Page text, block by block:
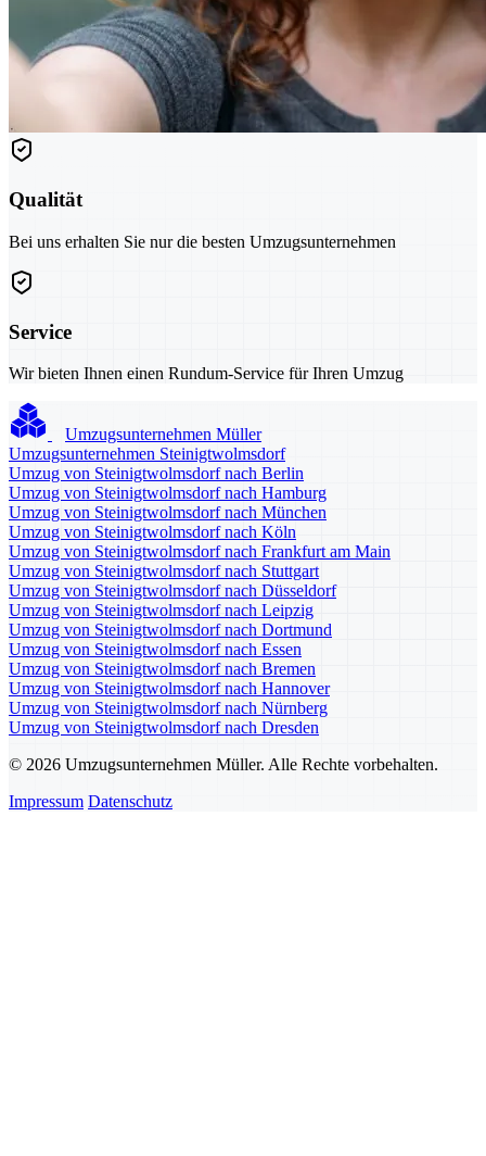
Qualität
Bei uns erhalten Sie nur die besten Umzugsunternehmen
Service
Wir bieten Ihnen einen Rundum-Service für Ihren Umzug
Umzugsunternehmen Müller
Umzugsunternehmen Steinigtwolmsdorf
Umzug von Steinigtwolmsdorf nach Berlin
Umzug von Steinigtwolmsdorf nach Hamburg
Umzug von Steinigtwolmsdorf nach München
Umzug von Steinigtwolmsdorf nach Köln
Umzug von Steinigtwolmsdorf nach Frankfurt am Main
Umzug von Steinigtwolmsdorf nach Stuttgart
Umzug von Steinigtwolmsdorf nach Düsseldorf
Umzug von Steinigtwolmsdorf nach Leipzig
Umzug von Steinigtwolmsdorf nach Dortmund
Umzug von Steinigtwolmsdorf nach Essen
Umzug von Steinigtwolmsdorf nach Bremen
Umzug von Steinigtwolmsdorf nach Hannover
Umzug von Steinigtwolmsdorf nach Nürnberg
Umzug von Steinigtwolmsdorf nach Dresden
© 2026 Umzugsunternehmen Müller. Alle Rechte vorbehalten.
Impressum Datenschutz